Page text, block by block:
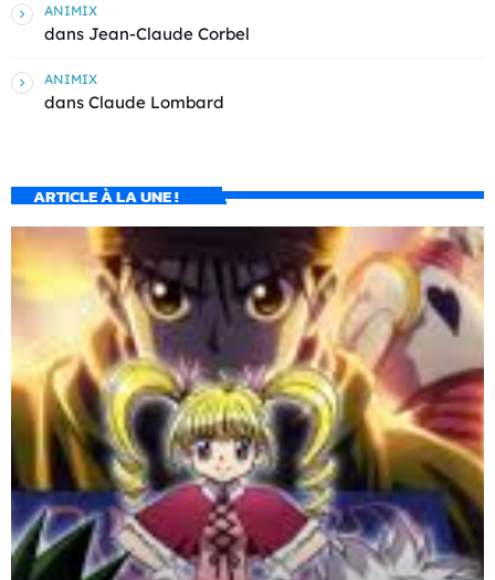
ANIMIX
dans Jean-Claude Corbel
ANIMIX
dans Claude Lombard
ARTICLE À LA UNE !